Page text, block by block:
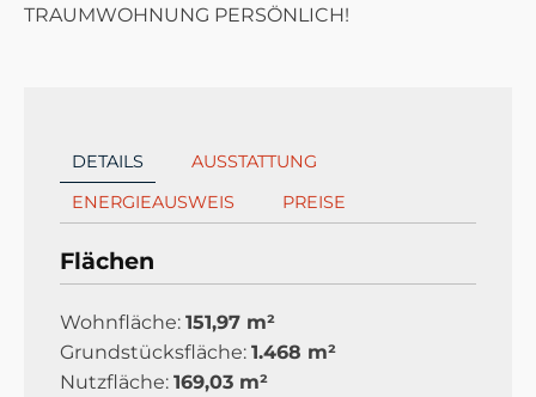
TRAUMWOHNUNG PERSÖNLICH!
DETAILS
AUSSTATTUNG
ENERGIEAUSWEIS
PREISE
Flächen
Wohnfläche: 151,97 m²
Grundstücksfläche: 1.468 m²
Nutzfläche: 169,03 m²